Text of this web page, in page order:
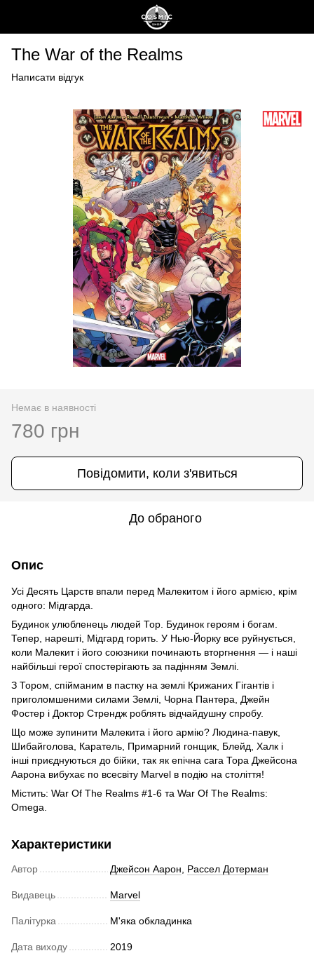
The War of the Realms
Написати відгук
Немає в наявності
780 грн
Повідомити, коли з'явиться
До обраного
Опис
Усi Десять Царств впали перед Малекитом і його армією, крім
одного: Мiдгарда.
Будинок улюбленець людей Тор. Будинок героям і богам.
Тепер, нарешті, Мiдгард горить. У Нью-Йорку все руйнується,
коли Малекит і його союзники починають вторгнення — і наші
найбільші герої спостерігають за падінням Землі.
З Тором, спійманим в пастку на землі Крижаних Гігантів і
приголомшеними силами Землі, Чорна Пантера, Джейн
Фостер і Доктор Стрендж роблять відчайдушну спробу.
Що може зупинити Малекита і його армію? Людина-павук,
Шибайголова, Каратель, Примарний гонщик, Блейд, Халк і
інші приєднуються до бійки, так як епічна сага Тора Джейсона
Аарона вибухає по всесвіту Marvel в подію на століття!
Містить: War Of The Realms #1-6 та War Of The Realms:
Omega.
Характеристики
Автор Джейсон Аарон, Рассел Дотерман
Видавець Marvel
Палітурка М'яка обкладинка
Дата виходу 2019